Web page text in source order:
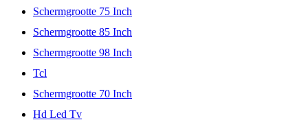
Schermgrootte 75 Inch
Schermgrootte 85 Inch
Schermgrootte 98 Inch
Tcl
Schermgrootte 70 Inch
Hd Led Tv